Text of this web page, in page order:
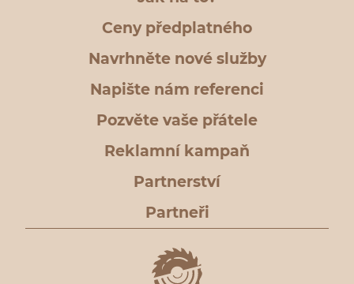
Ceny předplatného
Navrhněte nové služby
Napište nám referenci
Pozvěte vaše přátele
Reklamní kampaň
Partnerství
Partneři